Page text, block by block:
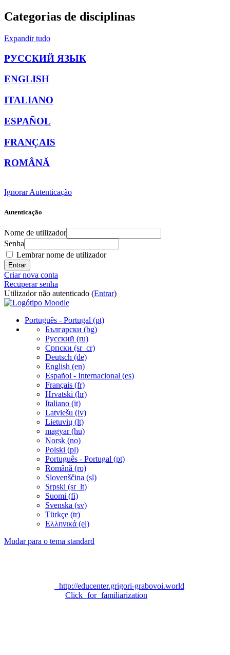
Categorias de disciplinas
Expandir tudo
РУССКИЙ ЯЗЫК
ENGLISH
ITALIANO
ESPAÑOL
FRANÇAIS
ROMÂNĂ
Ignorar Autenticação
Autenticação
Nome de utilizador
Senha
Lembrar nome de utilizador
Criar nova conta
Recuperar senha
Utilizador não autenticado (Entrar)
Português - Portugal ‎(pt)‎
Български ‎(bg)‎
Русский ‎(ru)‎
Српски ‎(sr_cr)‎
Deutsch ‎(de)‎
English ‎(en)‎
Español - Internacional ‎(es)‎
Français ‎(fr)‎
Hrvatski ‎(hr)‎
Italiano ‎(it)‎
Latviešu ‎(lv)‎
Lietuvių ‎(lt)‎
magyar ‎(hu)‎
Norsk ‎(no)‎
Polski ‎(pl)‎
Português - Portugal ‎(pt)‎
Română ‎(ro)‎
Slovenščina ‎(sl)‎
Srpski ‎(sr_lt)‎
Suomi ‎(fi)‎
Svenska ‎(sv)‎
Türkçe ‎(tr)‎
Ελληνικά ‎(el)‎
Mudar para o tema standard
http://educenter.grigori-grabovoi.world
Click for familiarization